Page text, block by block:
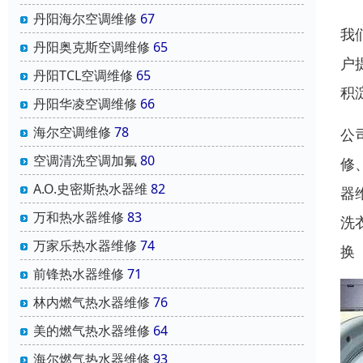
丹阳海尔空调维修 67
丹阳奥克斯空调维修 65
丹阳TCL空调维修 65
丹阳华凌空调维修 66
海尔空调维修 78
空调清洗空调加氟80
A.O.史密斯热水器维 82
万和热水器维修 83
万家乐热水器维修 74
前锋热水器维修 71
林内燃气热水器维修 76
美的燃气热水器维修 64
海尔燃气热水器维修 93
我
户
积
公
修
器
洗
换